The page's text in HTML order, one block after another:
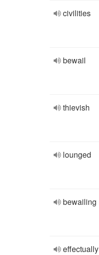
civilities
bewail
thievish
lounged
bewailing
effectually